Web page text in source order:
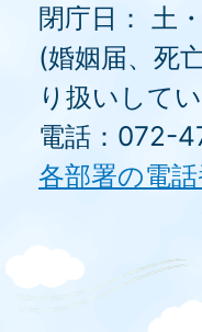
閉庁日： 土
(婚姻届、死
り扱いして
電話：072-
各部署の電